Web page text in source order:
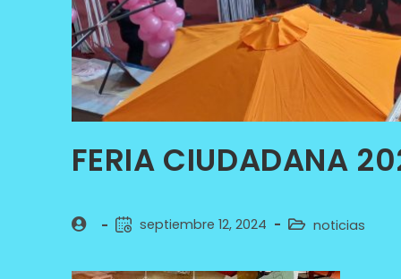
FERIA CIUDADANA
septiembre 12, 2024 noticias